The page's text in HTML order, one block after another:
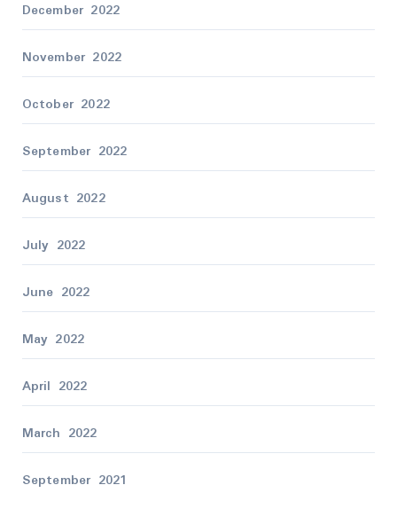
December 2022
November 2022
October 2022
September 2022
August 2022
July 2022
June 2022
May 2022
April 2022
March 2022
September 2021